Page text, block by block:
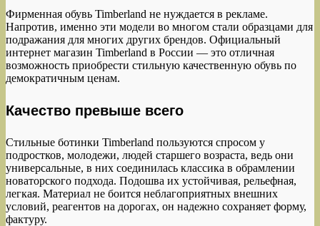
Фирменная обувь Timberland не нуждается в рекламе.
Напротив, именно эти модели во многом стали образцами для
подражания для многих других брендов. Официальный
интернет магазин Timberland в России — это отличная
возможность приобрести стильную качественную обувь по
демократичным ценам.
Качество превыше всего
Стильные ботинки Timberland пользуются спросом у
подростков, молодежи, людей старшего возраста, ведь они
универсальные, в них соединилась классика в обрамлении
новаторского подхода. Подошва их устойчивая, рельефная,
легкая. Материал не боится неблагоприятных внешних
условий, реагентов на дорогах, он надежно сохраняет форму,
фактуру.